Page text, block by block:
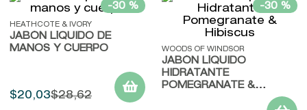
-30 %
HEATHCOTE & IVORY
JABÓN LÍQUIDO DE
MANOS Y CUERPO
$20,03$28,62
-30 %
WOODS OF WINDSOR
JABÓN LÍQUIDO
HIDRATANTE
POMEGRANATE &